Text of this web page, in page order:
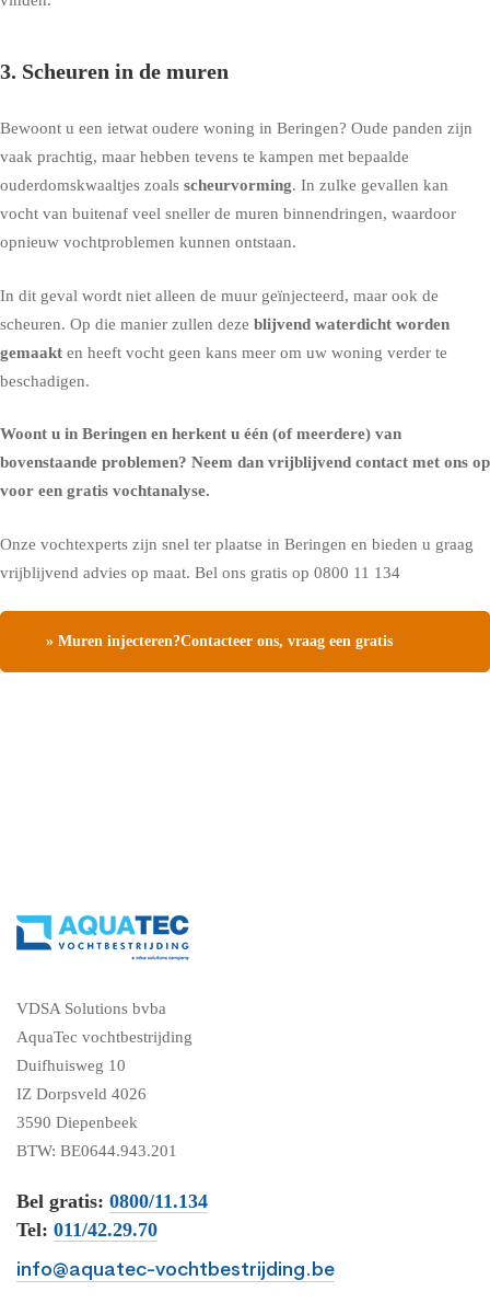
3. Scheuren in de muren
Bewoont u een ietwat oudere woning in Beringen? Oude panden zijn
vaak prachtig, maar hebben tevens te kampen met bepaalde
ouderdomskwaaltjes zoals scheurvorming. In zulke gevallen kan
vocht van buitenaf veel sneller de muren binnendringen, waardoor
opnieuw vochtproblemen kunnen ontstaan.
In dit geval wordt niet alleen de muur geïnjecteerd, maar ook de
scheuren. Op die manier zullen deze blijvend waterdicht worden
gemaakt en heeft vocht geen kans meer om uw woning verder te
beschadigen.
Woont u in Beringen en herkent u één (of meerdere) van
bovenstaande problemen? Neem dan vrijblijvend contact met ons op
voor een gratis vochtanalyse.
Onze vochtexperts zijn snel ter plaatse in Beringen en bieden u graag
vrijblijvend advies op maat. Bel ons gratis op 0800 11 134
» Muren injecteren?Contacteer ons, vraag een gratis
VDSA Solutions bvba
AquaTec vochtbestrijding
Duifhuisweg 10
IZ Dorpsveld 4026
3590 Diepenbeek
BTW: BE0644.943.201
Bel gratis: 0800/11.134
Tel: 011/42.29.70
info@aquatec-vochtbestrijding.be